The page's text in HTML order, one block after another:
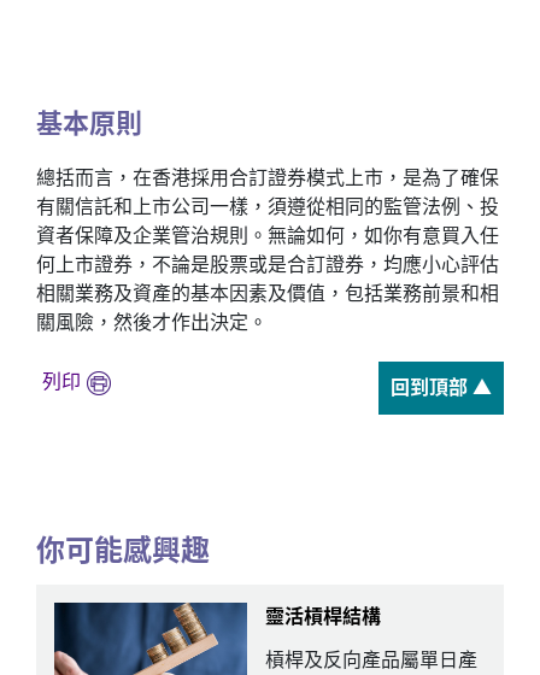
基本原則
總括而言，在香港採用合訂證券模式上市，是為了確保
有關信託和上市公司一樣，須遵從相同的監管法例、投
資者保障及企業管治規則。無論如何，如你有意買入任
何上市證券，不論是股票或是合訂證券，均應小心評估
相關業務及資產的基本因素及價值，包括業務前景和相
關風險，然後才作出決定。
列印 回到頂部 ▲
你可能感興趣
靈活槓桿結構
槓桿及反向產品屬單日產